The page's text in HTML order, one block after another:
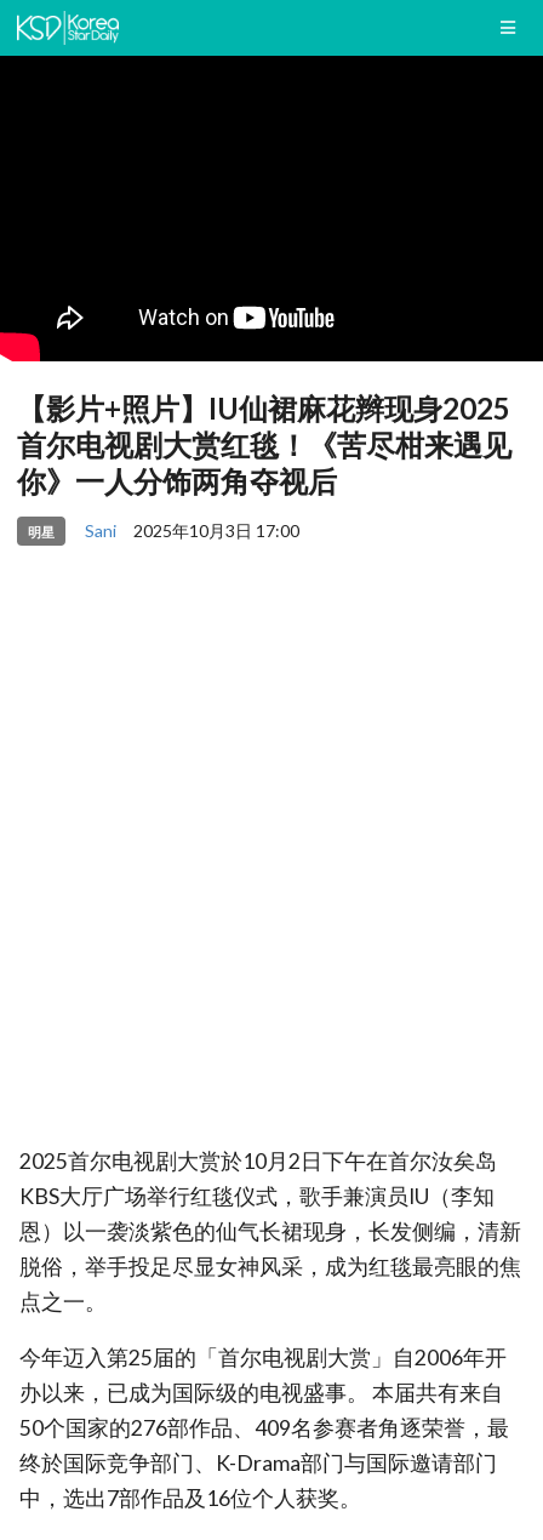
【影片+照片】IU仙裙麻花辫现身2025
首尔电视剧大赏红毯！《苦尽柑来遇见
你》一人分饰两角夺视后
明星 Sani 2025年10月3日 17:00
2025首尔电视剧大赏於10月2日下午在首尔汝矣岛
KBS大厅广场举行红毯仪式，歌手兼演员IU（李知
恩）以一袭淡紫色的仙气长裙现身，长发侧编，清新
脱俗，举手投足尽显女神风采，成为红毯最亮眼的焦
点之一。
今年迈入第25届的「首尔电视剧大赏」自2006年开
办以来，已成为国际级的电视盛事。 本届共有来自
50个国家的276部作品、409名参赛者角逐荣誉，最
终於国际竞争部门、K-Drama部门与国际邀请部门
中，选出7部作品及16位个人获奖。